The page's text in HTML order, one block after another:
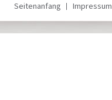
Seitenanfang Impressum